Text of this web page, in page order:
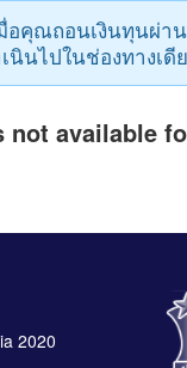
อคุณถอนเงินทุนผ่
นินไปในช่องทางเดี
available
2020